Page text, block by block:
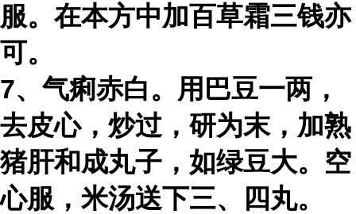
服。在本方中加百草霜三钱亦
可。
7、气痢赤白。用巴豆一两，
去皮心，炒过，研为末，加熟
猪肝和成丸子，如绿豆大。空
心服，米汤送下三、四丸。